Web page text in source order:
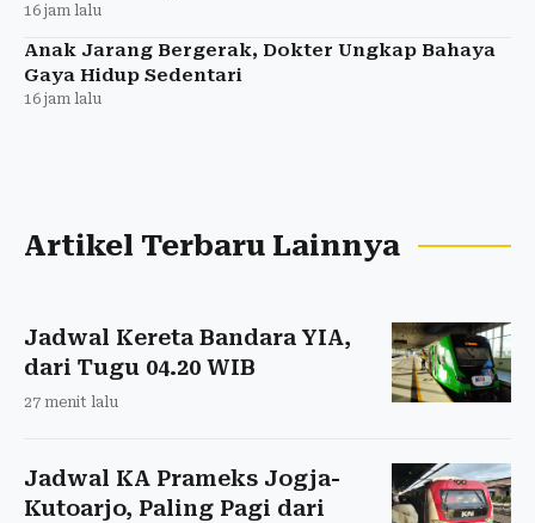
16 jam lalu
Anak Jarang Bergerak, Dokter Ungkap Bahaya
Gaya Hidup Sedentari
16 jam lalu
Artikel Terbaru Lainnya
Jadwal Kereta Bandara YIA,
dari Tugu 04.20 WIB
27 menit lalu
Jadwal KA Prameks Jogja-
Kutoarjo, Paling Pagi dari